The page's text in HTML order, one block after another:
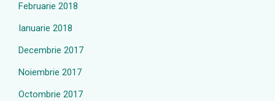
Februarie 2018
Ianuarie 2018
Decembrie 2017
Noiembrie 2017
Octombrie 2017